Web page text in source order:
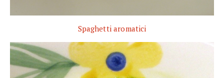
Spaghetti aromatici